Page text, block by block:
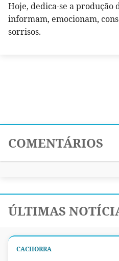
Hoje, dedica-se a produção
informam, emocionam,
sorrisos.
COMENTÁRIOS
ÚLTIMAS
CACHORRA